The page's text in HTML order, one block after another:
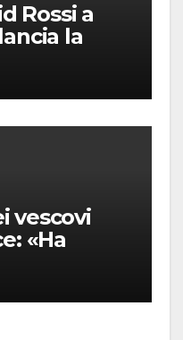
Rossi a
la
vescovi
«Ha
dignità